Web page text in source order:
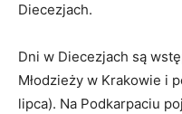
Diecezjach.
Dni w Diecezjach są
Młodzieży w Krakowie i
lipca). Na Podkarpaciu